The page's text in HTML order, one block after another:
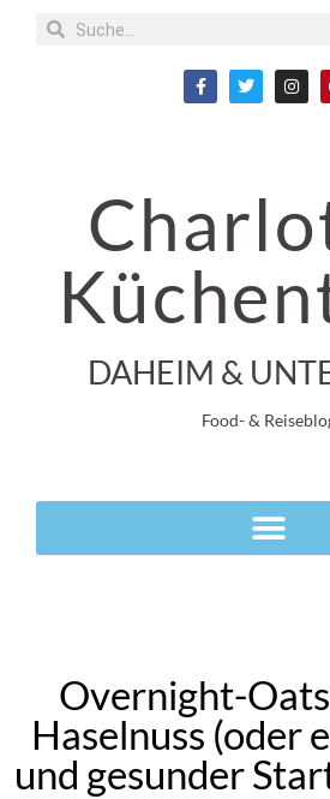
DAHEIM &
Food- &
Overnight-
Haselnuss (oder
und gesunder